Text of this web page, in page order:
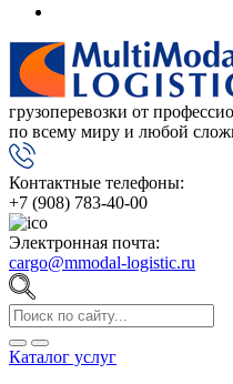
грузоперевозки от
по всему миру и любой
Контактные телефоны:
+7 (908) 783-40-00
Электронная почта:
cargo@mmodal-logistic.ru
Каталог услуг